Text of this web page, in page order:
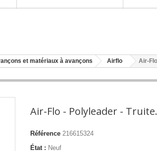
et matériaux à avançons Airflo Air-
Air-Flo - Polyleader - Truite.
Référence 216615324
État : Neuf